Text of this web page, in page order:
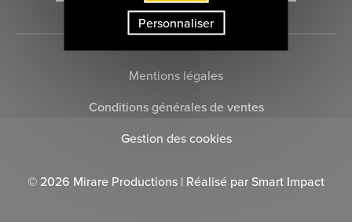
Mentions légales
Conditions générales de ventes
Gestion des cookies
© 2026 Mirare Productions | Réalisé parSmart Impact
Personnaliser